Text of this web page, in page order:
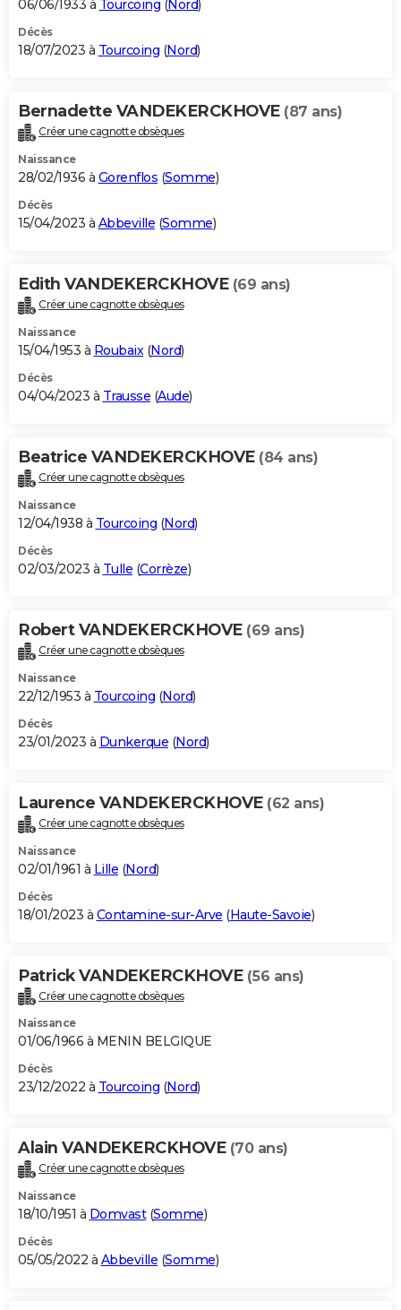
06/06/1933 à Tourcoing (Nord)
Décès
18/07/2023 à Tourcoing (Nord)
Bernadette VANDEKERCKHOVE (87 ans)
Créer une cagnotte obsèques
Naissance
28/02/1936 à Gorenflos (Somme)
Décès
15/04/2023 à Abbeville (Somme)
Edith VANDEKERCKHOVE (69 ans)
Créer une cagnotte obsèques
Naissance
15/04/1953 à Roubaix(Nord)
Décès
04/04/2023 à Trausse (Aude)
Beatrice VANDEKERCKHOVE (84 ans)
Créer une cagnotte obsèques
Naissance
12/04/1938 à Tourcoing (Nord)
Décès
02/03/2023 à Tulle (Corrèze)
Robert VANDEKERCKHOVE (69 ans)
Créer une cagnotte obsèques
Naissance
22/12/1953 à Tourcoing (Nord)
Décès
23/01/2023 à Dunkerque (Nord)
Laurence VANDEKERCKHOVE (62 ans)
Créer une cagnotte obsèques
Naissance
02/01/1961 à Lille (Nord)
Décès
18/01/2023 à Contamine-sur-Arve (Haute-Savoie)
Patrick VANDEKERCKHOVE (56 ans)
Créer une cagnotte obsèques
Naissance
01/06/1966 à MENIN BELGIQUE
Décès
23/12/2022 à Tourcoing (Nord)
Alain VANDEKERCKHOVE (70 ans)
Créer une cagnotte obsèques
Naissance
18/10/1951 à Domvast(Somme)
Décès
05/05/2022 à Abbeville (Somme)